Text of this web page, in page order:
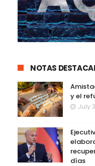
NOTAS
y el
July
días